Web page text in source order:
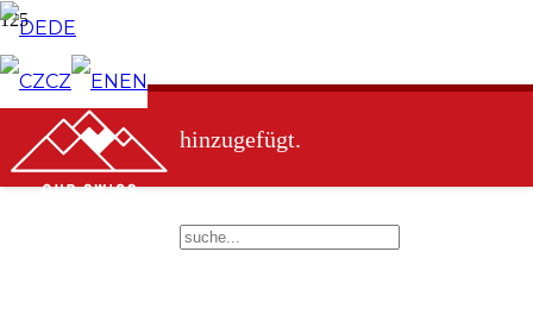
DE
CZ EN
hinzugefügt.